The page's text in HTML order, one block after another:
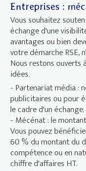
Entreprises :
Vous souhaitez
échange d'une
avantages ou bien
votre démarche RSE,
Nous restons ouverts
idées.
- Partenariat média :
publicitaires ou pour
le cadre d'un échange.
- Mécénat : le
Vous pouvez
60 % du montant du
compétence ou en
chiffre d'affaires HT.